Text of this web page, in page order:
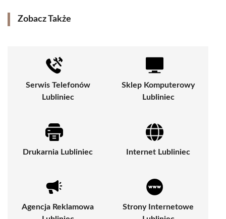
Zobacz Także
Serwis Telefonów
Lubliniec
Sklep Komputerowy
Lubliniec
Drukarnia Lubliniec Internet Lubliniec
Agencja Reklamowa
Strony Internetowe